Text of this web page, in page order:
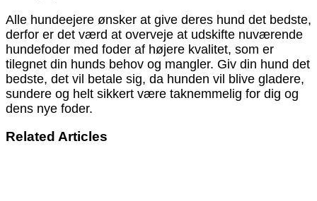
Alle hundeejere ønsker at give deres hund det bedste,
derfor er det værd at overveje at udskifte nuværende
hundefoder med foder af højere kvalitet, som er
tilegnet din hunds behov og mangler. Giv din hund det
bedste, det vil betale sig, da hunden vil blive gladere,
sundere og helt sikkert være taknemmelig for dig og
dens nye foder.
Related Articles